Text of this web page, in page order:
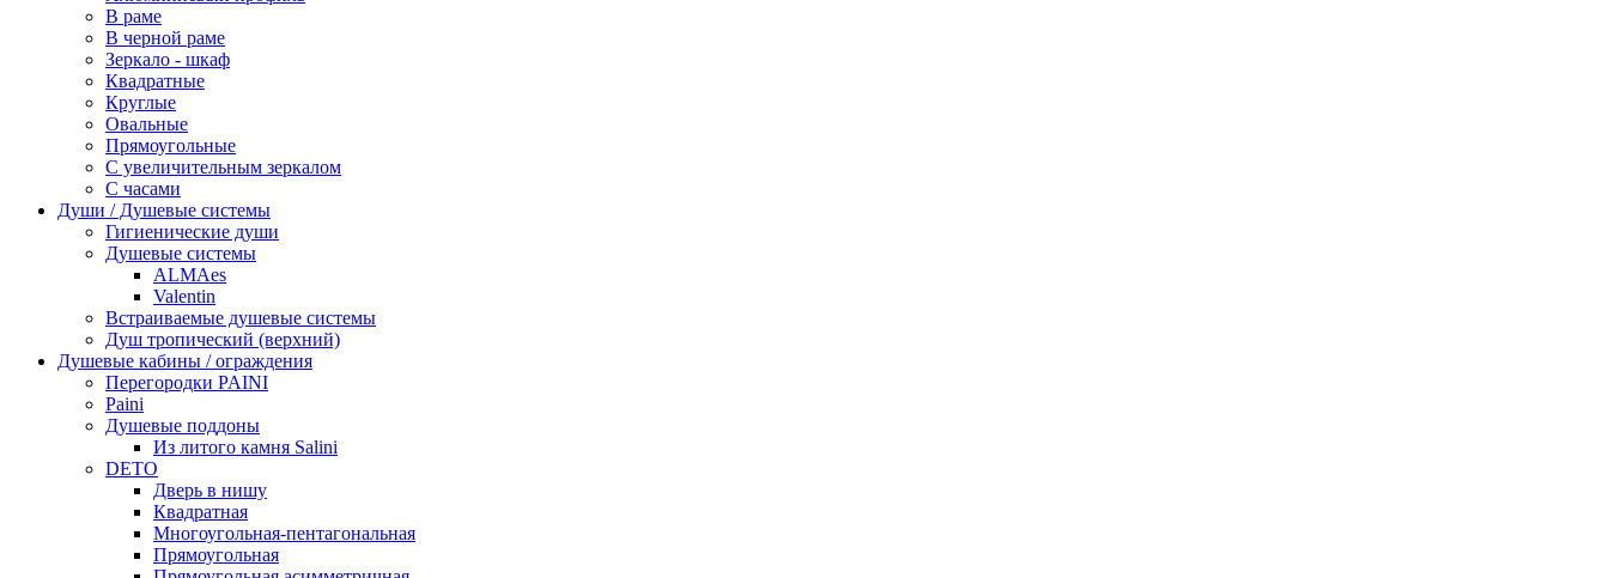
В раме
В черной раме
Зеркало - шкаф
Квадратные
Круглые
Овальные
Прямоугольные
С увеличительным зеркалом
С часами
Души / Душевые системы
Гигиенические души
Душевые системы
ALMAes
Valentin
Встраиваемые душевые системы
Душ тропический (верхний)
Душевые кабины / ограждения
Перегородки PAINI
Paini
Душевые поддоны
Из литого камня Salini
DETO
Дверь в нишу
Квадратная
Многоугольная-пентагональная
Прямоугольная